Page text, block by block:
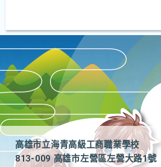
高雄市立海青高級工商職業學校
813-009 高雄市左營區左營大路1號